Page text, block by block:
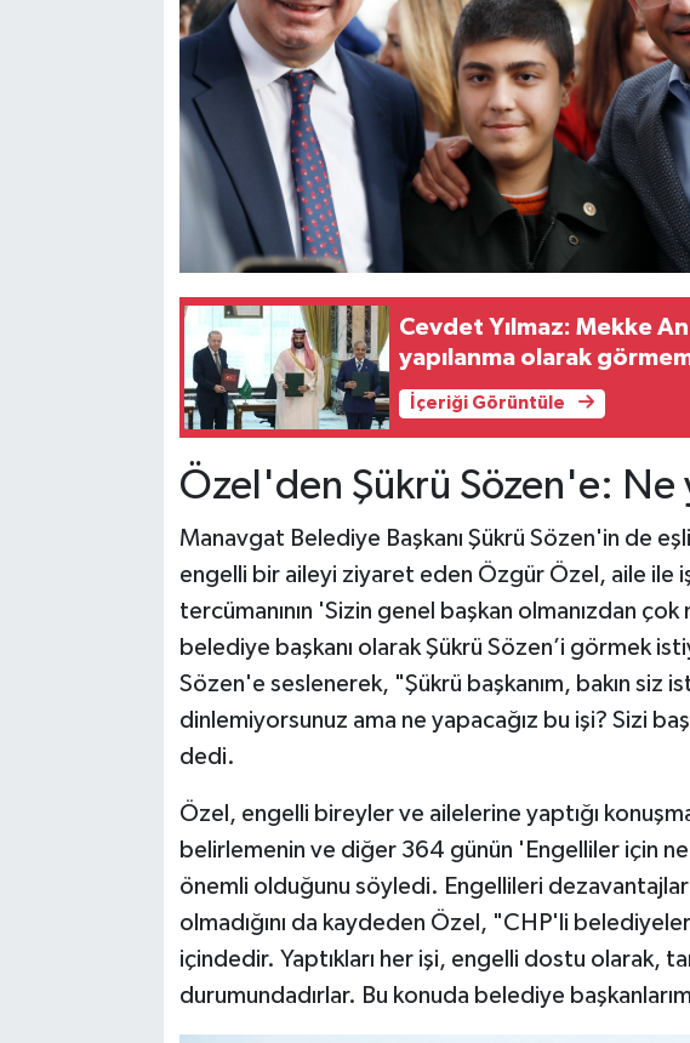
Cevdet Yılmaz: Mekke
yapılanma olarak
İçeriği Görüntüle
Özel'den Şükrü Sözen'e: Ne
Manavgat Belediye Başkanı Şükrü Sözen'in de
engelli bir aileyi ziyaret eden Özgür Özel, aile ile
tercümanının 'Sizin genel başkan olmanızdan
belediye başkanı olarak Şükrü Sözen’i görmek
Sözen'e seslenerek, "Şükrü başkanım, bakın siz
dinlemiyorsunuz ama ne yapacağız bu işi? Sizi
dedi.
Özel, engelli bireyler ve ailelerine yaptığı
belirlemenin ve diğer 364 günün 'Engelliler için ne
önemli olduğunu söyledi. Engellileri
olmadığını da kaydeden Özel, "CHP'li
içindedir. Yaptıkları her işi, engelli dostu olarak,
durumundadırlar. Bu konuda belediye